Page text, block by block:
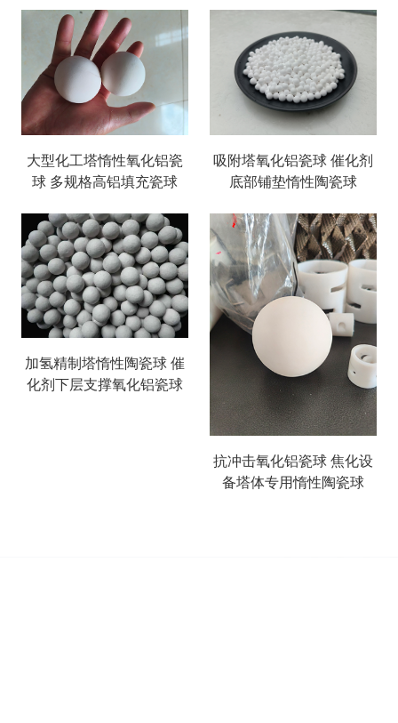
大型化工塔惰性氧化铝瓷
球 多规格高铝填充瓷球
吸附塔氧化铝瓷球 催化剂
底部铺垫惰性陶瓷球
加氢精制塔惰性陶瓷球 催
化剂下层支撑氧化铝瓷球
抗冲击氧化铝瓷球 焦化设
备塔体专用惰性陶瓷球